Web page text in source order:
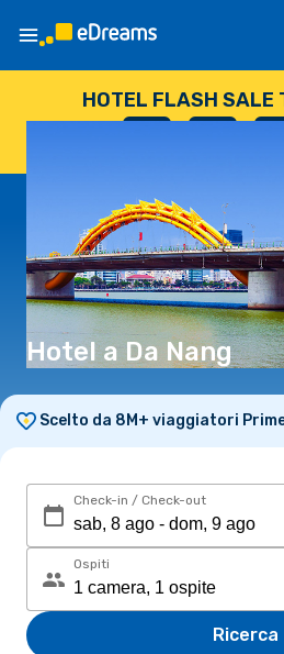
HOTEL FLASH SALE
Hotel a Da Nang
Scelto da 8M+ viaggiatori
Check-in / Check-out
Ospiti
Ricerca